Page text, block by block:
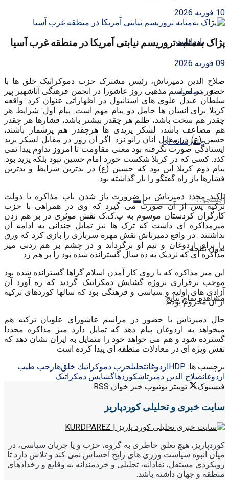
یادداشت
مصاحبه
چندرسانه ای
بدون نتیجه
مشاهده تمام نتایج
10 فوریه 2026
پژاک به‌مثابه تروریسم نیابتی آمریکا در منطقه غرب آسیا
09 فوریه 2026
صلاح الدین دمیرتاش، رئیس مشترک حزب دموکراتیک خلق ها با
حضور در مراسم مذهبی روز عاشورا در انجمن فرهنگی آتاشهیر پیر
سلطان عبدل علوی های استانبول در اظهاراتی عنوان کرد: واقعه
کربلا برای انسان ها حامل دو پیام مهم است. پیام اول: شرایط هر
چقدر هم سخت باشد، ظلم هر چقدر بیشتر باشد، فشارها هر چقدر
هم مضاعف باشد، لشکر یزیدی ها هرچقدر هم پرشمار باشند،
حسین (ع) در مقابل آنان زانو نزد. اگر آن روز در مقابل لشکر یزید
ایستادگی صورت نگرفته بود معنی مقاومت تا امروز تداوم پیدا نمی
کذد. کسی که در کربلا شکست خورد امام حسین نبود بلکه یزید بود.
پیام دوم کربلا این بود که حسین (ع) در بدترین شرایط و بدترین
فشارها باز راه گفتگو را باز گذاشته بود.
تاکید مجدد دمیرتاش بر ضرورت باز شدن باب مذاکره با دولت
ترکیه پس از آن صورت می گیرد که وی در همراهی با حزب
کارگران کردستان موسوم به پ.ک.ک نقش موثری در بر هم زدن
میزمذاکره ای داشت که ترک ها نیز تمایل چندانی به ادامه آن
نداشتند . در واقع دمیرتاش نقش مهره سربازی را بازی کرد که ورق
را برای اردوغان و تیم او برگرداند و در چشم بر هم زدنی میز
مذاکره ای که نزدیک به ده سال گسترانده شده بود را بر هم زد.
این میز مذاکره که با روی کار آمدن اسلام گراها گسترانده شده بود
موجب برقراری پروژه گشایش دمکراتیک گردید که ره آورد آن
آزادی های اولیه و سیاسی و فرهنگی بود که سالها کوردهای ترکیه
از آن محروم بودند.
حال دمیرتاش با حضور در مراسم عاشورای علویان ترکیه هم
میخواهد به اردوغان پیام دهد که تمایل دارد میز مذاکره مجددا
گسترده شود و هم می خواهد خود را متمایل به ایران نشان دهد که
نقش ویژه ای در معادلات منطقه ای پیدا کرده است
برچسب ها: HDPاردوغانتحليلحزب دموكراتيك خلق‌هارجب طیب
اردوغانصلاح الدين دميرتاشکوردهاگشایش دمکراتیک
فیسبوک
توییتر یوتیوب خبر خوان RSS
سایت خبری و تحلیلی کوردپاریز
کوردپاریز، هیچ تعلق خاطری به گروه، حزب و یا جریان سیاسی، در
میان انبوه سیاست ورزی های رایج احساس نمی کند و تلاش دارد تا
رویکردی مستقل، نقادانه، تحلیلی و خردمندانه به وقایع و رخدادهای
منطقه و جهان داشته باشد.